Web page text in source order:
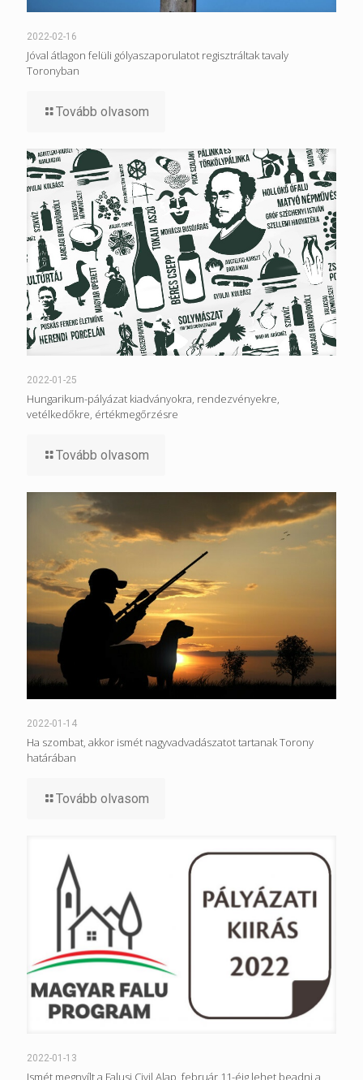
2022-02-16
Jóval átlagon felüli gólyaszaporulatot regisztráltak tavaly
Toronyban
Tovább olvasom
2022-01-25
Hungarikum-pályázat kiadványokra, rendezvényekre,
vetélkedőkre, értékmegőrzésre
Tovább olvasom
2022-01-14
Ha szombat, akkor ismét nagyvadvadászatot tartanak Torony
határában
Tovább olvasom
2022-01-13
Ismét megnyílt a Falusi Civil Alap, február 11-éig lehet beadni a